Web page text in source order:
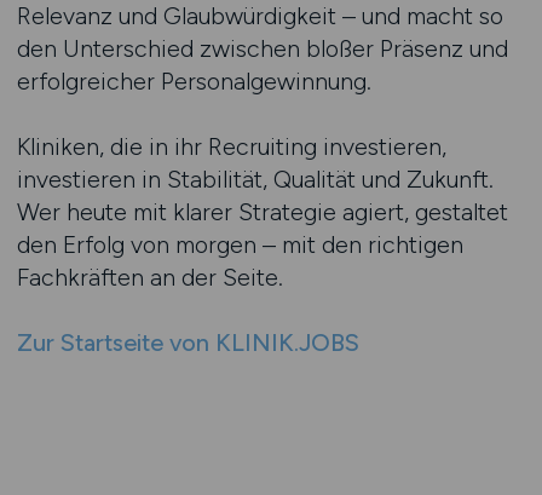
Relevanz und Glaubwürdigkeit – und macht so
den Unterschied zwischen bloßer Präsenz und
erfolgreicher Personalgewinnung.
Kliniken, die in ihr Recruiting investieren,
investieren in Stabilität, Qualität und Zukunft.
Wer heute mit klarer Strategie agiert, gestaltet
den Erfolg von morgen – mit den richtigen
Fachkräften an der Seite.
Zur Startseite von KLINIK.JOBS